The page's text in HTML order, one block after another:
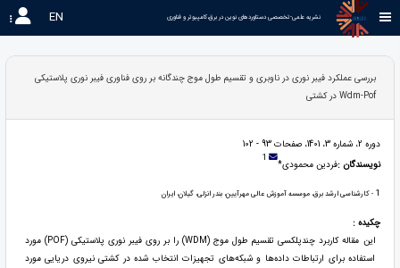
نشریه علمی-تخصصی دستاوردهای نوین در برق،کامپیوتر و فناوری EN
بررسی عملکرد فیبر نوری در ناوبری و تقسیم طول موج چندگانه بر روی فناوری فیبر نوری پلاستیکی
Wdm-Pof در کشتی
دوره 2، شماره 3، 1401، صفحات 93 - 102
نویسندگان :فردین محمودی* 1
1 - کارشناسی ارشد برق، موسسه آموزش عالی مهرآیین، بندر انزلی، گیلان، ایران
چکیده :
این مقاله کاربرد چندپلکسی تقسیم طول موج (WDM) را بر روی فیبر نوری پلاستیکی (POF) مورد
استفاده برای ارتباطات داده‌ها و شبکه‌های تجهیزات انتخاب شده در کشتی نیروی دریایی مورد